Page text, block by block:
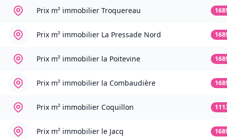
Prix m² immobilier Troquereau
Prix m² immobilier La Pressade Nord
Prix m² immobilier la Poitevine
Prix m² immobilier la Combaudière
Prix m² immobilier Coquillon
Prix m² immobilier le Jacq